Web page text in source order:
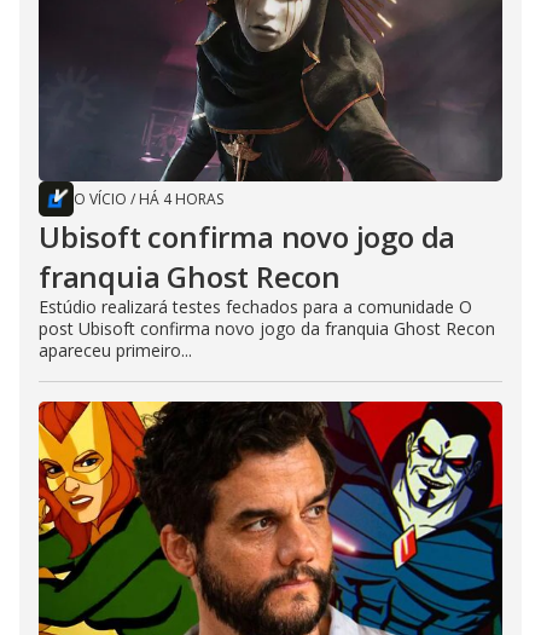
O VÍCIO / HÁ 4 HORAS
Ubisoft confirma novo jogo da
franquia Ghost Recon
Estúdio realizará testes fechados para a comunidade O
post Ubisoft confirma novo jogo da franquia Ghost Recon
apareceu primeiro...